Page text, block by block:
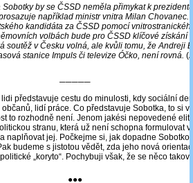
by se ČSSD neměla přimykat k
například ministr vnitra Milan Chovanec.
kandidáta za ČSSD pomocí
volbách bude pro ČSSD klíčové získání
soutěž v Česku volná, ale kvůli tomu, že Andreji
stanice Impuls či televize Óčko, není rovná.
─────
představuje cestu do minulosti, kdy sociální
lidí práce. Co představuje Sobotka, to si
to rozhodně není. Jenom jakési nepovedené
stranu, která už není schopna formulovat v
naplňovat jej. Počkejme si, jak dopadne
budeme s jistotou vědět, zda jeho nová
„koryto“. Pochybuji však, že se něco
●●●